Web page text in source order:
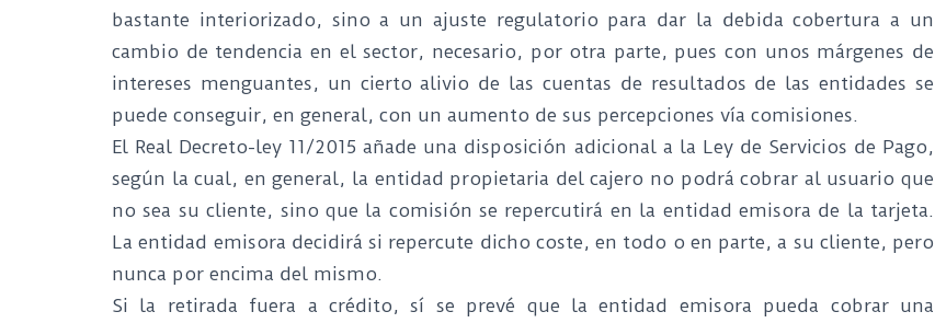
bastante interiorizado, sino a un ajuste regulatorio para dar la debida cobertura a un
cambio de tendencia en el sector, necesario, por otra parte, pues con unos márgenes de
intereses menguantes, un cierto alivio de las cuentas de resultados de las entidades se
puede conseguir, en general, con un aumento de sus percepciones vía comisiones.
El Real Decreto-ley 11/2015 añade una disposición adicional a la Ley de Servicios de Pago,
según la cual, en general, la entidad propietaria del cajero no podrá cobrar al usuario que
no sea su cliente, sino que la comisión se repercutirá en la entidad emisora de la tarjeta.
La entidad emisora decidirá si repercute dicho coste, en todo o en parte, a su cliente, pero
nunca por encima del mismo.
Si la retirada fuera a crédito, sí se prevé que la entidad emisora pueda cobrar una